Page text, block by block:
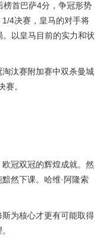
榜首巴萨4分，争冠形势
4决赛，皇马的对手将
以皇马目前的实力和状
汰赛附加赛中双杀曼城
。
冠双冠的辉煌成就。然
然下课。哈维·阿隆索
为核心才更有可能取得